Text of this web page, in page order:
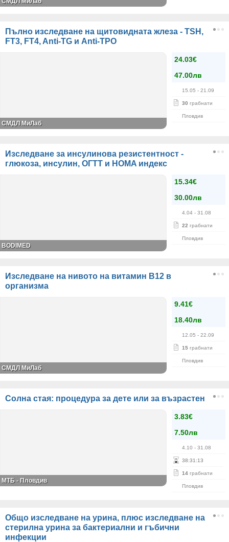
Пълно изследване на щитовидната жлеза - TSH,
FT3, FT4, Anti-TG и Anti-TPO
24.03€
47.00лв
15.05 - 21.09
30 грабнати
Пловдив
СМДЛ МиЛаб
Изследване за инсулинова резистентност -
глюкоза, инсулин, ОГТТ и HOMA индекс
15.34€
30.00лв
4.04 - 31.08
22 грабнати
Пловдив
BODIMED
Изследване на нивото на витамин В12 в
организма
9.41€
18.40лв
12.05 - 22.09
15 грабнати
Пловдив
СМДЛ МиЛаб
Солна стая: процедура за дете или за възрастен
3.83€
7.50лв
4.10 - 31.08
38:31 :12
14 грабнати
Пловдив
МТБ - Пловдив
Общо изследване на урина, плюс изследване на
стерилна урина за бактериални и гъбични
инфекции